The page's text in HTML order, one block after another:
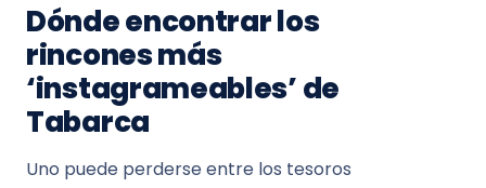
Dónde encontrar los
rincones más
‘instagrameables’ de
Tabarca
Uno puede perderse entre los tesoros